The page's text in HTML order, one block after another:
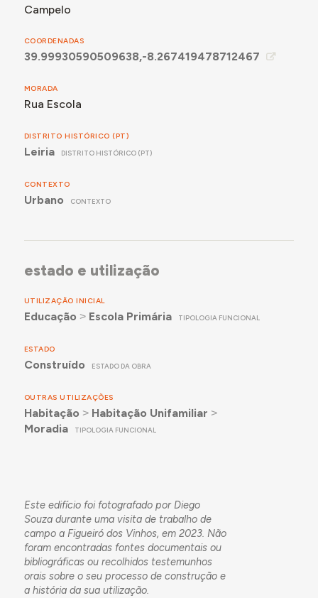
Campelo
COORDENADAS
39.99930590509638,-8.267419478712467
MORADA
Rua Escola
DISTRITO HISTÓRICO (PT)
Leiria DISTRITO HISTÓRICO (PT)
CONTEXTO
Urbano CONTEXTO
estado e utilização
UTILIZAÇÃO INICIAL
Educação ˃ Escola Primária TIPOLOGIA FUNCIONAL
ESTADO
Construído ESTADO DA OBRA
OUTRAS UTILIZAÇÕES
Habitação ˃ Habitação Unifamiliar ˃
Moradia
TIPOLOGIA FUNCIONAL
Este edifício foi fotografado por Diego
Souza durante uma visita de trabalho de
campo a Figueiró dos Vinhos, em 2023. Não
foram encontradas fontes documentais ou
bibliográficas ou recolhidos testemunhos
orais sobre o seu processo de construção e
a história da sua utilização.